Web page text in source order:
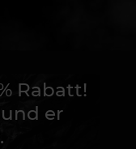
Rabatt!
er